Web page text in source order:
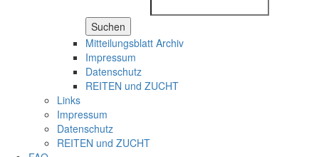
Suchen
Mitteilungsblatt Archiv
Impressum
Datenschutz
REITEN und ZUCHT
Links
Impressum
Datenschutz
REITEN und ZUCHT